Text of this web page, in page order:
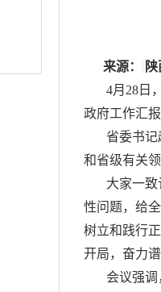
来源：
4月28日
政府工作汇
省委书记
和省级有关
大家一
性问题，给
树立和践行
开局，奋力
会议强